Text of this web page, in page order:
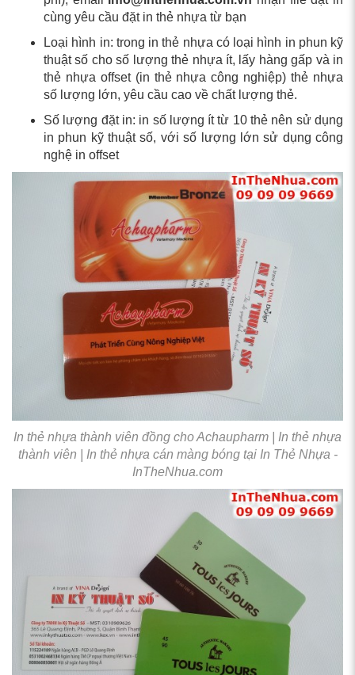
cùng yêu cầu đặt in thẻ nhựa từ bạn
Loại hình in: trong in thẻ nhựa có loại hình in phun kỹ
thuật số cho số lượng thẻ nhựa ít, lấy hàng gấp và in
thẻ nhựa offset (in thẻ nhựa công nghiệp) thẻ nhựa
số lượng lớn, yêu cầu cao về chất lượng thẻ.
Số lượng đặt in: in số lượng ít từ 10 thẻ nên sử dụng
in phun kỹ thuật số, với số lượng lớn sử dụng công
nghệ in offset
In thẻ nhựa thành viên đồng cho Achaupharm | In thẻ nhựa
thành viên | In thẻ nhựa cán màng bóng tại In Thẻ Nhựa -
InTheNhua.com